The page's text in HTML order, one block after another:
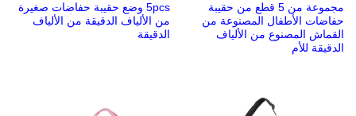
مجموعة من 5 قطع من حقيبة
حفاضات الأطفال المصنوعة من
القماش المصنوع من الألياف
الدقيقة للأم
5pcs وضع حقيبة حفاضات صغيرة
من الألياف الدقيقة من الألياف
الدقيقة